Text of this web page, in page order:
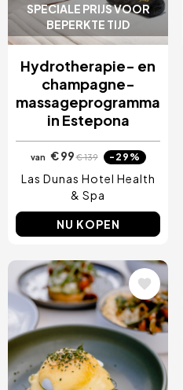
SPECIALE PRIJS VOOR
BEPERKTE TIJD
Hydrotherapie- en
champagne-
massageprogramma
in Estepona
van € 99€ 139 -29%
Las Dunas Hotel Health
& Spa
NU KOPEN
Afbeelding